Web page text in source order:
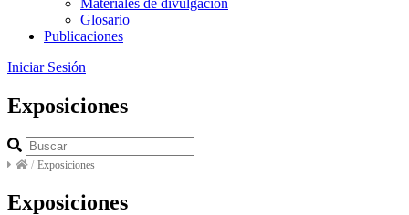
Materiales de divulgación
Glosario
Publicaciones
Iniciar Sesión
Exposiciones
/ Exposiciones
Exposiciones